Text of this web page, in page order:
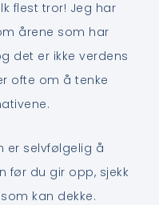
flest tror! Jeg har
årene som har
det er ikke verdens
ofte om å tenke
er selvfølgelig å
før du gir opp, sjekk
kan dekke.